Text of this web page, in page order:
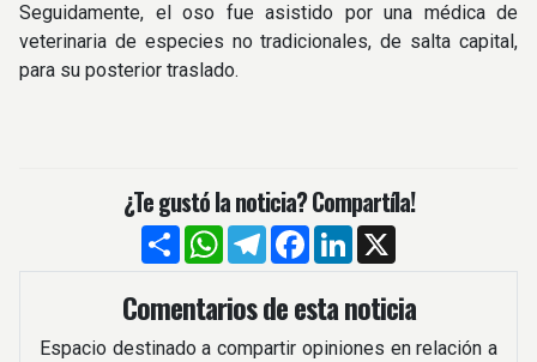
Seguidamente, el oso fue asistido por una médica de
veterinaria de especies no tradicionales, de salta capital,
para su posterior traslado.
¿Te gustó la noticia? Compartíla!
CompartirWhatsApp
TelegramFacebook
LinkedIn
Comentarios de esta noticia
Espacio destinado a compartir opiniones en relación a